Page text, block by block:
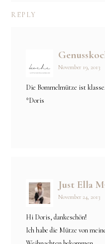
REPLY
November 19, 2013
Die Bommelmütze ist
*Doris
Just Ella
November 24, 2013
Hi Doris, dankeschön!
Ich habe die Mütze von